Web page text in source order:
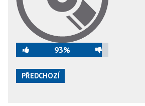
93%
PŘEDCHOZÍ